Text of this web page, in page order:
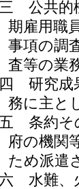
公共的
期雇用職
事項の調
査等の業
四
研究成
務に主と
条約そ
府の機関
ため派遣
六
水難、